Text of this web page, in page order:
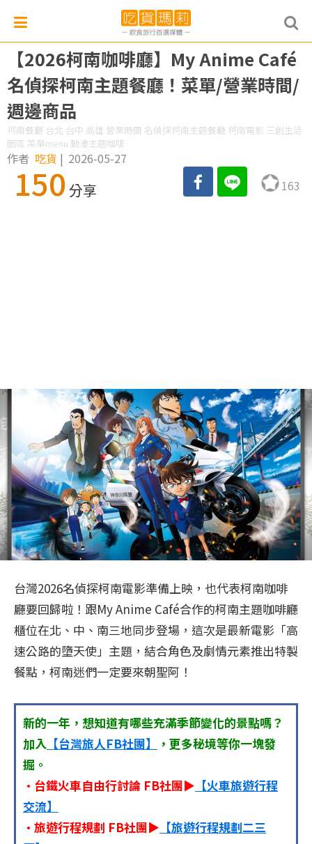
【2026柯南咖啡廳】My Anime Café
名偵探柯南主題餐廳！菜單/營業時間/
週邊商品
柯南餐廳 台北 台中 高雄 營業時間 名偵探柯南主題餐廳 柯南電影 三創生活
園區 菜單menu 動漫主題咖啡
作者 吃貨 | 2026-05-27
150 分享 163
台灣2026名偵探柯南電影準備上映，也代表柯南咖啡
廳要回歸啦！跟My Anime Café合作的柯南主題咖啡廳
櫃位在北、中、南三地同步登場，這次是最新電影「高
速公路的墮天使」主題，結合角色及劇情元素推出特製
餐點，柯南迷們一定要來朝聖阿！
新的一年，想知道有哪些充滿季節變化的景點嗎？
加入 【台灣旅人FB社團】
，更多秘境等你一塊發
掘。
•台鐵火車自由行討論 FB社團▶ 【火車旅遊行程
交流】
•旅遊行程規劃 FB社團▶ 【旅遊行程規劃二三